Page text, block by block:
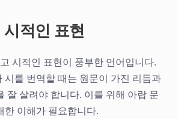
시적인 표현
시적인 표현이 풍부한 언어입니다.
시를 번역할 때는 원문이 가진 리듬과
잘 살려야 합니다. 이를 위해 아랍 문
한 이해가 필요합니다.